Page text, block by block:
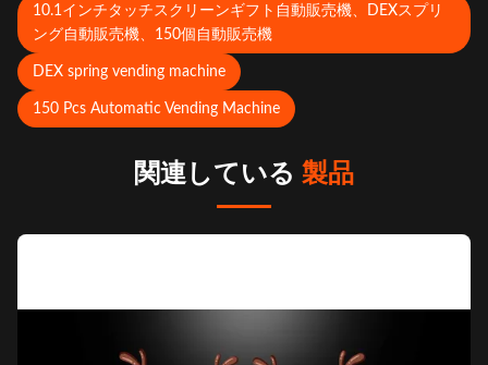
10.1インチタッチスクリーンギフト自動販売機、DEXスプリ
ング自動販売機、150個自動販売機
DEX spring vending machine
150 Pcs Automatic Vending Machine
関連している 製品